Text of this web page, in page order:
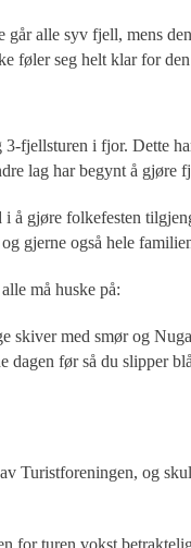
går alle syv fjell, mens
føler seg helt klar for
fjellsturen i fjor. Dette
lag har begynt å gjøre
å gjøre folkefesten
gjerne også hele
må huske på:
skiver med smør og
dagen før så du slipper
Turistforeningen, og
for turen vokst